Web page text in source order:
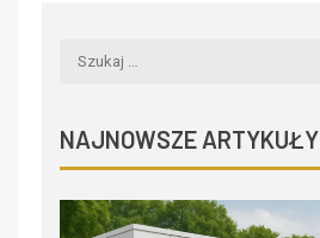
NAJNOWSZE ARTYKUŁY